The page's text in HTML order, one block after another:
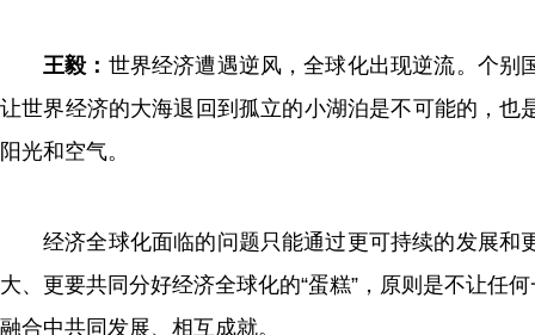
王毅： 世界经济遭遇逆风，全球化出现逆流。个
让世界经济的大海退回到孤立的小湖泊是不可能的，
阳光和空气。
经济全球化面临的问题只能通过更可持续的发展
大、更要共同分好经济全球化的“蛋糕”，原则是不让任
融合中共同发展、相互成就。